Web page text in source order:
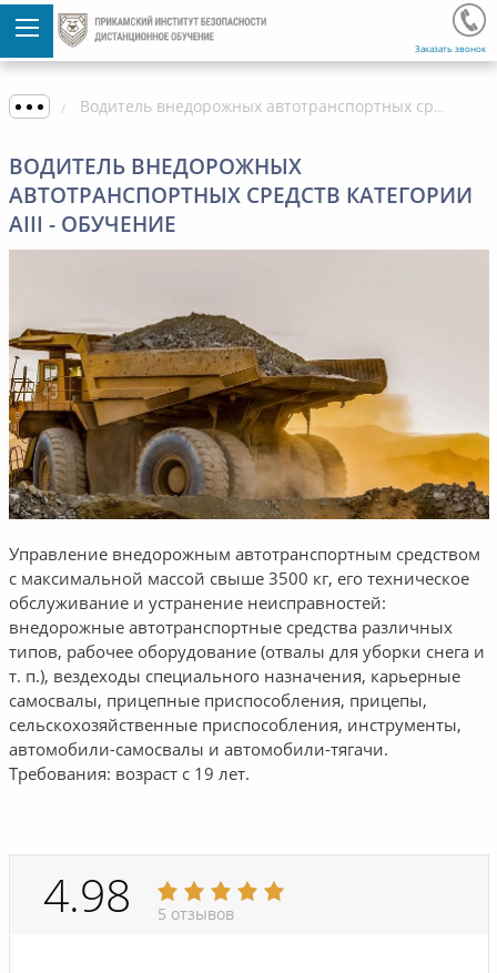
Заказать звонок
Водитель внедорожных автотранспортных средств категории AIII - обучение
ВОДИТЕЛЬ ВНЕДОРОЖНЫХ
АВТОТРАНСПОРТНЫХ СРЕДСТВ КАТЕГОРИИ
AIII - ОБУЧЕНИЕ
Управление внедорожным автотранспортным средством
с максимальной массой свыше 3500 кг, его техническое
обслуживание и устранение неисправностей:
внедорожные автотранспортные средства различных
типов, рабочее оборудование (отвалы для уборки снега и
т. п.), вездеходы специального назначения, карьерные
самосвалы, прицепные приспособления, прицепы,
сельскохозяйственные приспособления, инструменты,
автомобили-самосвалы и автомобили-тягачи.
Требования: возраст с 19 лет.
4.98 5 отзывов